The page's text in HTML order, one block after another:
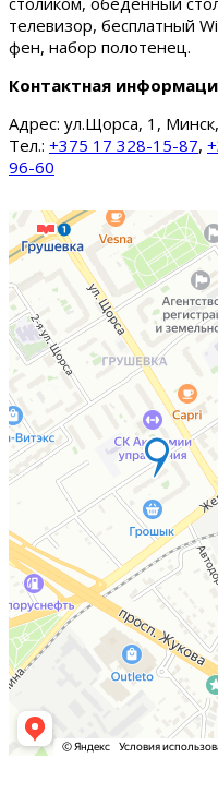
телевизор, бесплатный
фен, набор полотенец.
Контактная
Адрес: ул.Щорса, 1,
Тел.: +375 17 328-15-87,
96-60